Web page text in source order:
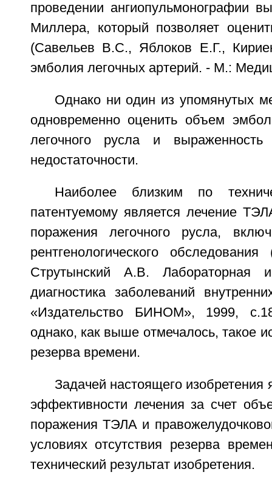
проведении ангиопульмонографии
Миллера, который позволяет
(Савельев B.C., Яблоков Е.Г.,
эмболия легочных артерий. - М.:
Однако ни один из упомянутых
одновременно оценить объем
легочного русла и выраженность
недостаточности.
Наиболее близким по
патентуемому является лечение
поражения легочного русла,
рентгенологического
Струтынский А.В. Лабораторная и
диагностика заболеваний
«Издательство БИНОМ», 1999,
однако, как выше отмечалось, такое
резерва времени.
Задачей настоящего
эффективности лечения за счет
поражения ТЭЛА и
условиях отсутствия резерва
технический результат изобретения.